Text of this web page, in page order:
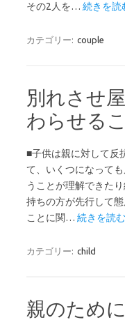
その2人を… 続きを読
カテゴリー: couple
別れさせ
わらせる
■子供は親に対して反
て、いくつになって
うことが理解できた
持ちの方が先行して
ことに関… 続きを読
カテゴリー: child
親のため